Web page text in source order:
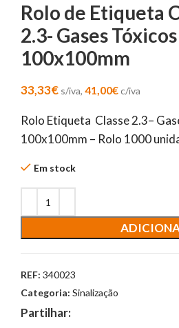
Rolo de Etiqueta
2.3- Gases Tóxicos
100x100mm
33,33€ s/iva, 41,00€c/iva
Rolo Etiqueta Classe 2.3–
100x100mm – Rolo 1000
Em stock
REF: 340023
Categoria: Sinalização
Partilhar: